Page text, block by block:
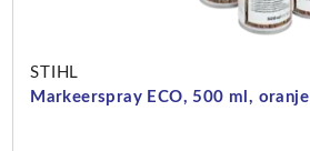
STIHL
Markeerspray ECO, 500 ml, oranje